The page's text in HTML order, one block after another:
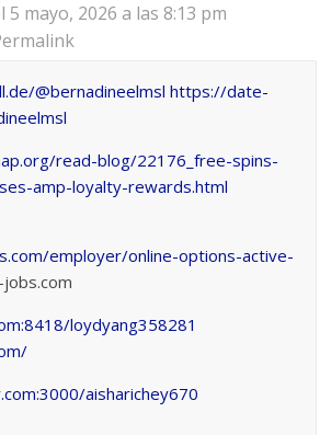
5 mayo, 2026 a las 8:13 pm
@bernadineelmsl https://date-
read-blog/22176_free-spins-
amp-loyalty-rewards.html
employer/online-options-active-
loydyang358281
aisharichey670